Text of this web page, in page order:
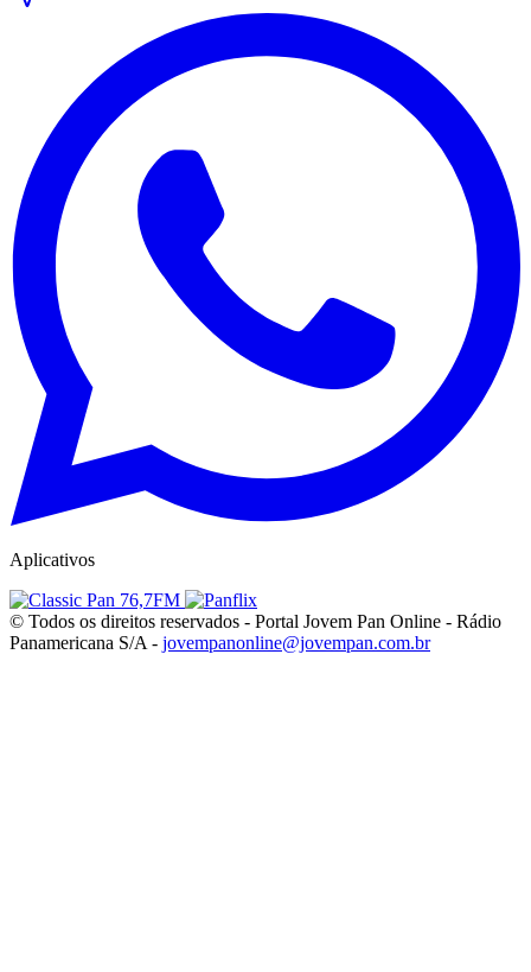
Aplicativos
© Todos os direitos reservados - Portal Jovem Pan Online - Rádio
Panamericana S/A - jovempanonline@jovempan.com.br